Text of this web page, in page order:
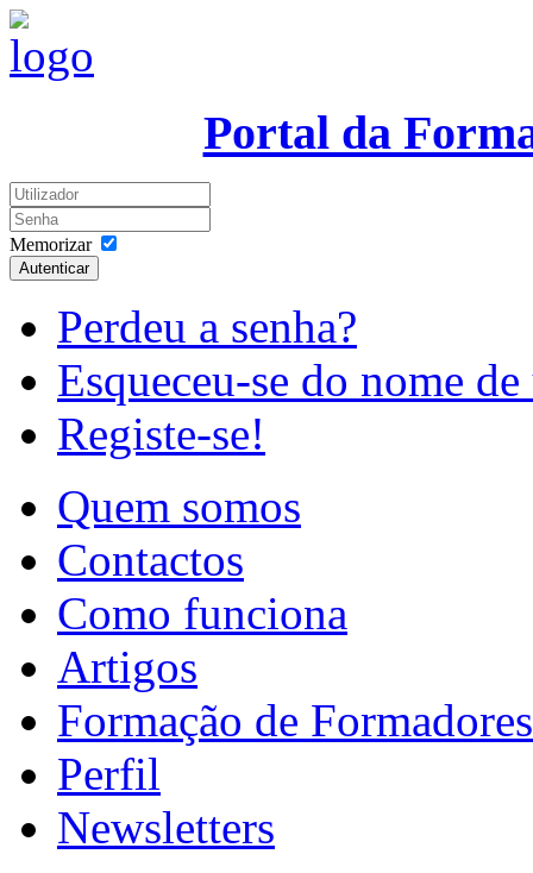
Portal da
Memorizar
Autenticar
Perdeu a senha?
Esqueceu-se do nome
Registe-se!
Quem somos
Contactos
Como funciona
Artigos
Formação de Formadores
Perfil
Newsletters